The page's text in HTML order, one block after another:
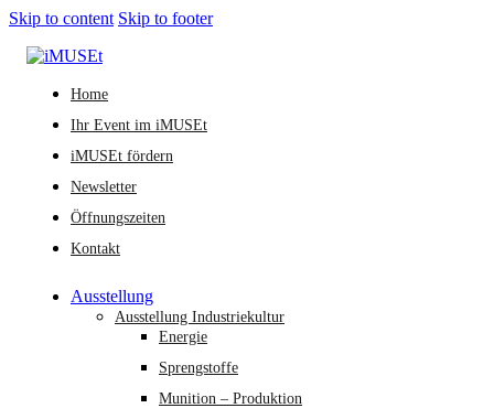
Skip to content Skip to footer
Home
Ihr Event im iMUSEt
iMUSEt fördern
Newsletter
Öffnungszeiten
Kontakt
Ausstellung
Ausstellung Industriekultur
Energie
Sprengstoffe
Munition – Produktion